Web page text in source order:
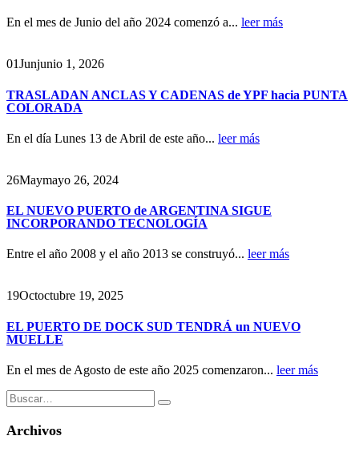
En el mes de Junio del año 2024 comenzó a... leer más
01Junjunio 1, 2026
TRASLADAN ANCLAS Y CADENAS de YPF hacia PUNTA
COLORADA
En el día Lunes 13 de Abril de este año... leer más
26Maymayo 26, 2024
EL NUEVO PUERTO de ARGENTINA SIGUE
INCORPORANDO TECNOLOGÍA
Entre el año 2008 y el año 2013 se construyó... leer más
19Octoctubre 19, 2025
EL PUERTO DE DOCK SUD TENDRÁ un NUEVO
MUELLE
En el mes de Agosto de este año 2025 comenzaron... leer más
Archivos